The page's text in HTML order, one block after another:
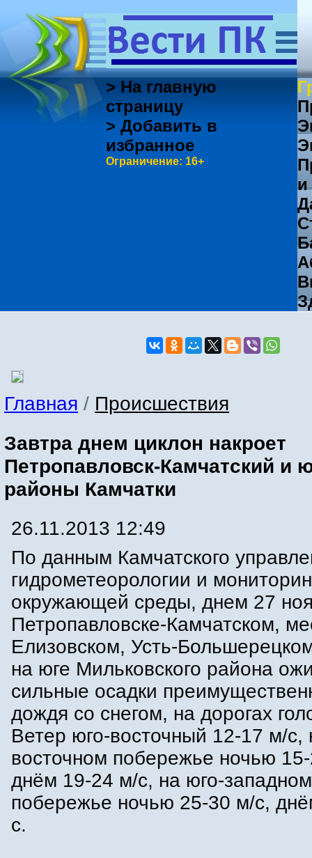
> На главную
страницу
> Добавить в
избранное
Ограничение: 16+
Главная / Происшествия
Завтра днем циклон накроет
Петропавловск-Камчатский и
районы Камчатки
26.11.2013 12:49
По данным Камчатского
гидрометеорологии и
окружающей среды, днем 27
Петропавловске-Камчатском,
Елизовском, Усть-
на юге Мильковского района
сильные осадки
дождя со снегом, на дорогах
Ветер юго-восточный 12-17 м/с,
восточном побережье ночью
днём 19-24 м/с, на юго-западном
побережье ночью 25-30 м/с,
с.